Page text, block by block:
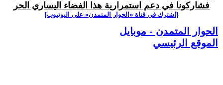
فشاركونا في دعم استمرارية هذا الفضاء اليساري الحر
[اشترك في قناة ‫«الحوار المتمدن» على اليوتيوب]
الحوار المتمدن - موبايل
الموقع الرئيسي